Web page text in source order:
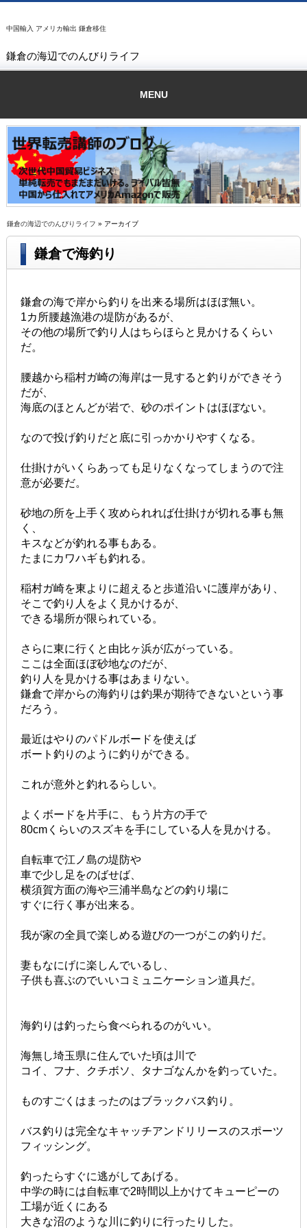
中国輸入 アメリカ輸出 鎌倉移住
鎌倉の海辺でのんびりライフ
MENU
鎌倉の海辺でのんびりライフ » アーカイブ
鎌倉で海釣り
鎌倉の海で岸から釣りを出来る場所はほぼ無い。
1カ所腰越漁港の堤防があるが、
その他の場所で釣り人はちらほらと見かけるくらい
だ。
腰越から稲村ガ崎の海岸は一見すると釣りができそう
だが、
海底のほとんどが岩で、砂のポイントはほぼない。
なので投げ釣りだと底に引っかかりやすくなる。
仕掛けがいくらあっても足りなくなってしまうので注
意が必要だ。
砂地の所を上手く攻められれば仕掛けが切れる事も無
く、
キスなどが釣れる事もある。
たまにカワハギも釣れる。
稲村ガ崎を東よりに超えると歩道沿いに護岸があり、
そこで釣り人をよく見かけるが、
できる場所が限られている。
さらに東に行くと由比ヶ浜が広がっている。
ここは全面ほぼ砂地なのだが、
釣り人を見かける事はあまりない。
鎌倉で岸からの海釣りは釣果が期待できないという事
だろう。
最近はやりのパドルボードを使えば
ボート釣りのように釣りができる。
これが意外と釣れるらしい。
よくボードを片手に、もう片方の手で
80cmくらいのスズキを手にしている人を見かける。
自転車で江ノ島の堤防や
車で少し足をのばせば、
横須賀方面の海や三浦半島などの釣り場に
すぐに行く事が出来る。
我が家の全員で楽しめる遊びの一つがこの釣りだ。
妻もなにげに楽しんでいるし、
子供も喜ぶのでいいコミュニケーション道具だ。
海釣りは釣ったら食べられるのがいい。
海無し埼玉県に住んでいた頃は川で
コイ、フナ、クチボソ、タナゴなんかを釣っていた。
ものすごくはまったのはブラックバス釣り。
バス釣りは完全なキャッチアンドリリースのスポーツ
フィッシング。
釣ったらすぐに逃がしてあげる。
中学の時には自転車で2時間以上かけてキューピーの
工場が近くにある
大きな沼のような川に釣りに行ったりした。